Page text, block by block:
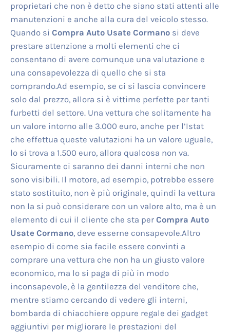
proprietari che non è detto che siano stati attenti alle
manutenzioni e anche alla cura del veicolo stesso.
Quando si Compra Auto Usate Cormanosi deve
prestare attenzione a molti elementi che ci
consentano di avere comunque una valutazione e
una consapevolezza di quello che si sta
comprando.Ad esempio, se ci si lascia convincere
solo dal prezzo, allora si è vittime perfette per tanti
furbetti del settore. Una vettura che solitamente ha
un valore intorno alle 3.000 euro, anche per l’Istat
che effettua queste valutazioni ha un valore uguale,
lo si trova a 1.500 euro, allora qualcosa non va.
Sicuramente ci saranno dei danni interni che non
sono visibili. Il motore, ad esempio, potrebbe essere
stato sostituito, non è più originale, quindi la vettura
non la si può considerare con un valore alto, ma è un
elemento di cui il cliente che sta per Compra Auto
Usate Cormano, deve esserne consapevole.Altro
esempio di come sia facile essere convinti a
comprare una vettura che non ha un giusto valore
economico, ma lo si paga di più in modo
inconsapevole, è la gentilezza del venditore che,
mentre stiamo cercando di vedere gli interni,
bombarda di chiacchiere oppure regale dei gadget
aggiuntivi per migliorare le prestazioni del